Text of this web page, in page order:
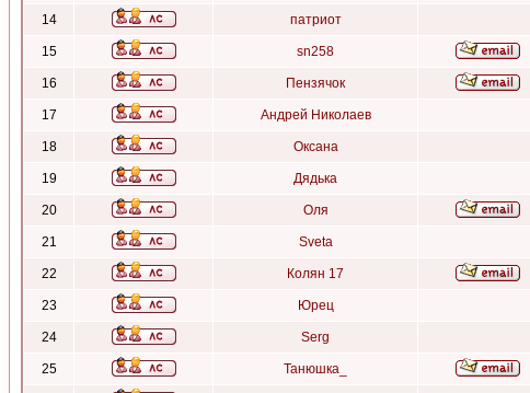
14 патриот
15 sn258
16 Пензячок
17 Андрей Николаев
18 Оксана
19 Дядька
20 Оля
21 Sveta
22 Колян 17
23 Юрец
24 Serg
25 Танюшка_